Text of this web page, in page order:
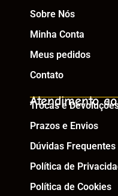
Sobre Nós
Minha Conta
Meus pedidos
Contato
Atendimento
Trocas e
Prazos e Envios
Dúvidas Frequentes
Política de
Política de Cookies